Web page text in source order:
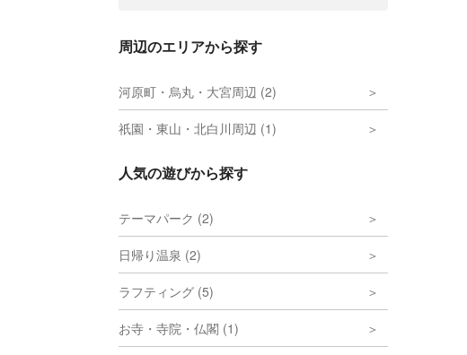
周辺のエリアから探す
河原町・烏丸・大宮周辺 (2)
祇園・東山・北白川周辺 (1)
人気の遊びから探す
テーマパーク (2)
日帰り温泉 (2)
ラフティング (5)
お寺・寺院・仏閣 (1)